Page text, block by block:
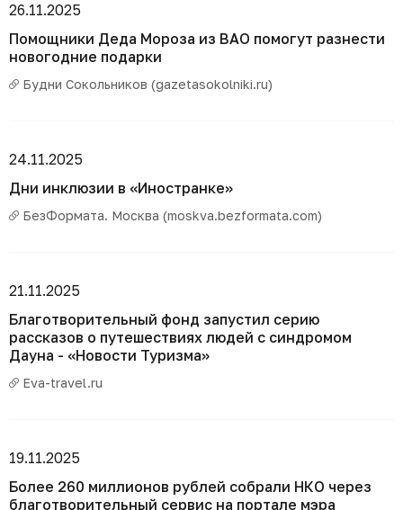
Помощники Деда Мороза из ВАО помогут разнести
новогодние подарки
Будни Сокольников (gazetasokolniki.ru)
26.11.2025
Дни инклюзии в «Иностранке»
БезФормата. Москва (moskva.bezformata.com)
24.11.2025
Благотворительный фонд запустил серию
рассказов о путешествиях людей с синдромом
Дауна - «Новости Туризма»
Eva-travel.ru
21.11.2025
Более 260 миллионов рублей собрали НКО через
благотворительный сервис на портале мэра
19.11.2025